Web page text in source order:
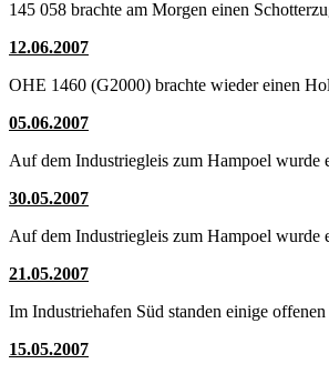
145 058 brachte am Morgen einen
12.06.2007
OHE 1460 (G2000) brachte wieder einen
05.06.2007
Auf dem Industriegleis zum Hampoel
30.05.2007
Auf dem Industriegleis zum Hampoel
21.05.2007
Im Industriehafen Süd standen einige
15.05.2007